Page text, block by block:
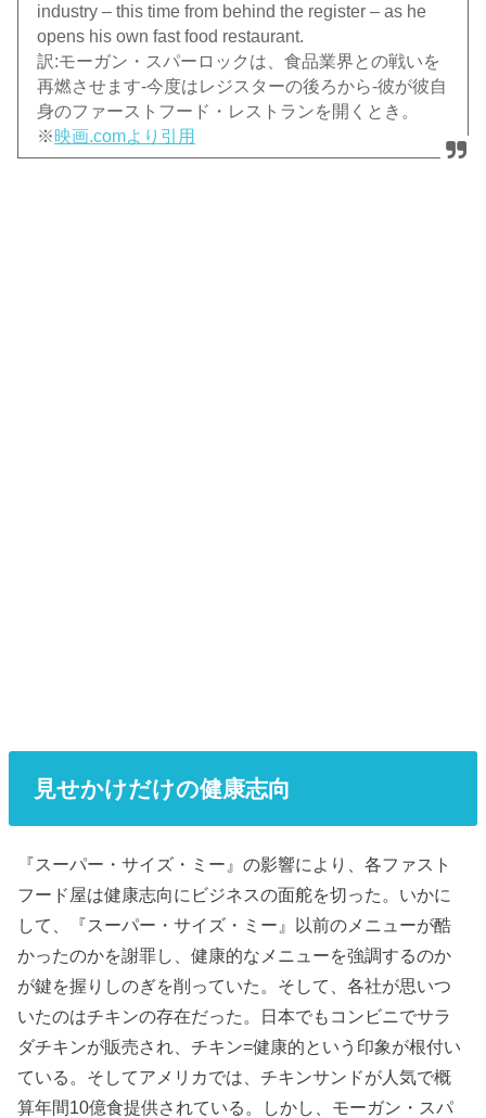
industry – this time from behind the register – as he
opens his own fast food restaurant.
訳:モーガン・スパーロックは、食品業界との戦いを
再燃させます-今度はレジスターの後ろから-彼が彼自
身のファーストフード・レストランを開くとき。
※映画.comより引用
見せかけだけの健康志向
『スーパー・サイズ・ミー』の影響により、各ファスト
フード屋は健康志向にビジネスの面舵を切った。いかに
して、『スーパー・サイズ・ミー』以前のメニューが酷
かったのかを謝罪し、健康的なメニューを強調するのか
が鍵を握りしのぎを削っていた。そして、各社が思いつ
いたのはチキンの存在だった。日本でもコンビニでサラ
ダチキンが販売され、チキン=健康的という印象が根付い
ている。そしてアメリカでは、チキンサンドが人気で概
算年間10億食提供されている。しかし、モーガン・スパ